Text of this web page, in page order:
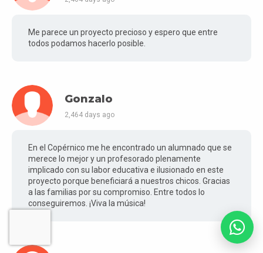
Me parece un proyecto precioso y espero que entre
todos podamos hacerlo posible.
Gonzalo
2,464 days ago
En el Copérnico me he encontrado un alumnado que se
merece lo mejor y un profesorado plenamente
implicado con su labor educativa e ilusionado en este
proyecto porque beneficiará a nuestros chicos. Gracias
a las familias por su compromiso. Entre todos lo
conseguiremos. ¡Viva la música!